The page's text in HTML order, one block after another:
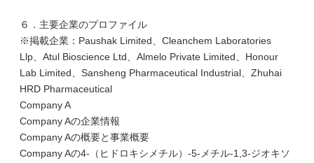
６．主要企業のプロファイル
※掲載企業：Paushak Limited、Cleanchem Laboratories
Llp、Atul Bioscience Ltd、Almelo Private Limited、Honour
Lab Limited、Sansheng Pharmaceutical Industrial、Zhuhai
HRD Pharmaceutical
Company A
Company Aの企業情報
Company Aの概要と事業概要
Company Aの4-（ヒドロキシメチル）-5-メチル-1,3-ジオキソ